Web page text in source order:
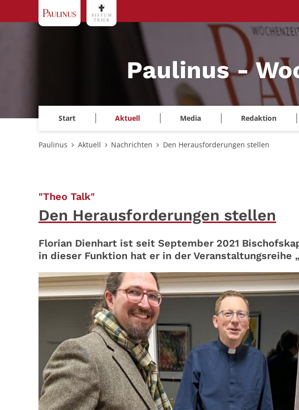
Paulinus -
Start Aktuell Media Redaktion
Paulinus Aktuell Nachrichten Den Herausforderungen stellen
"Theo Talk"
Den Herausforderungen stellen
Florian Dienhart ist seit September 2021
in dieser Funktion hat er in der Veranstaltungsreihe